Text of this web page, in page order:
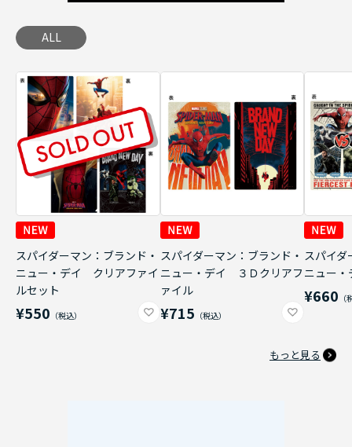
ALL
スパイダーマン：ブランド・
ニュー・デイ クリアファイ
ルセット
¥550
スパイダーマン：ブランド・
ニュー・デイ ３Ｄクリアフ
ァイル
¥715
スパイダ
ニュー
¥660
もっと見る